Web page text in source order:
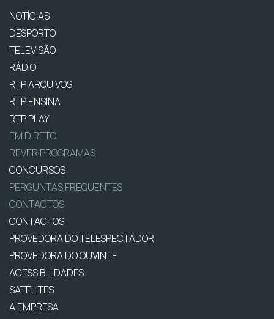
NOTÍCIAS
DESPORTO
TELEVISÃO
RÁDIO
RTP ARQUIVOS
RTP ENSINA
RTP PLAY
EM DIRETO
REVER PROGRAMAS
CONCURSOS
PERGUNTAS FREQUENTES
CONTACTOS
CONTACTOS
PROVEDORA DO TELESPECTADOR
PROVEDORA DO OUVINTE
ACESSIBILIDADES
SATÉLITES
A EMPRESA